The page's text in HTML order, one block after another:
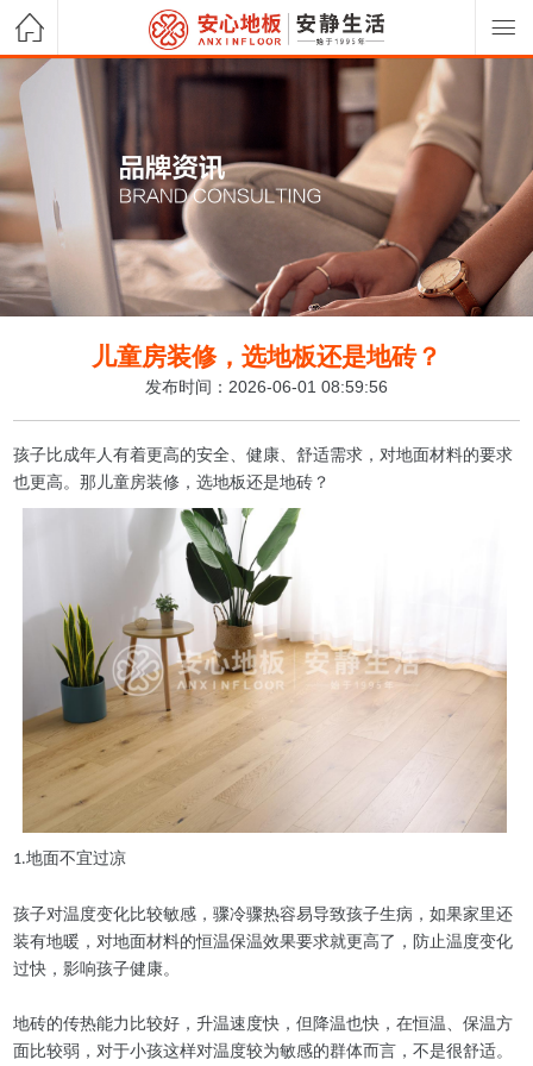
儿童房装修，选地板还是地砖？
发布时间：2026-06-01 08:59:56
孩子比成年人有着更高的安全、健康、舒适需求，对地面材料的要求
也更高。那儿童房装修，选地板还是地砖？
1.地面不宜过凉
孩子对温度变化比较敏感，骤冷骤热容易导致孩子生病，如果家里还
装有地暖，对地面材料的恒温保温效果要求就更高了，防止温度变化
过快，影响孩子健康。
地砖的传热能力比较好，升温速度快，但降温也快，在恒温、保温方
面比较弱，对于小孩这样对温度较为敏感的群体而言，不是很舒适。